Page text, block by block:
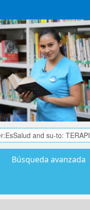
Búsqueda avanzada